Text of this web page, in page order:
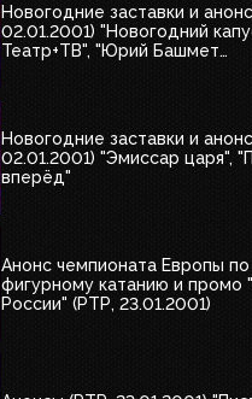
Новогодние заставки и
02.01.2001) "Новогодний
Театр+ТВ", "Юрий Башмет
Новогодние заставки и
02.01.2001) "Эмиссар царя",
вперёд"
Анонс чемпионата Европы по
фигурному катанию и промо
России" (РТР, 23.01.2001)